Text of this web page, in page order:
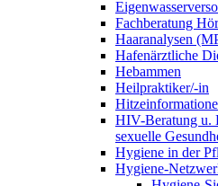
Fachberatung
Haaranalysen
Hafenärztliche
Hebammen
Heilpraktiker/-in
HIV-Beratung u.
sexuelle
Hygiene in der
Hygiene-